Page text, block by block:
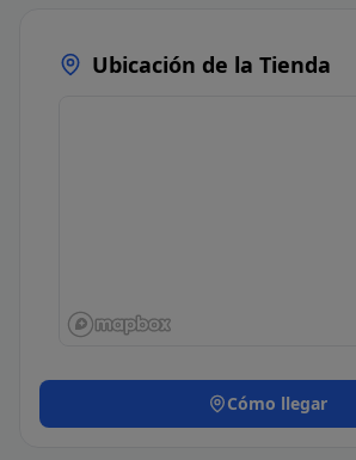
Ubicación de la Tienda
Cómo llegar